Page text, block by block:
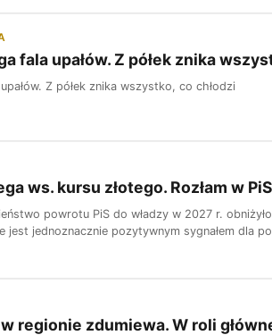
fala upałów. Z półek znika
Z półek znika wszystko, co chłodzi
ws. kursu złotego. Rozłam w
powrotu PiS do władzy w 2027 r.
jest jednoznacznie pozytywnym sygnałem dla
regionie zdumiewa. W roli